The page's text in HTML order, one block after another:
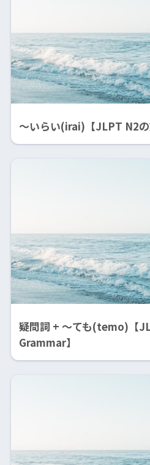
〜いらい(irai)【JLPT N2の
疑問詞 + 〜ても(temo)【
Grammar】